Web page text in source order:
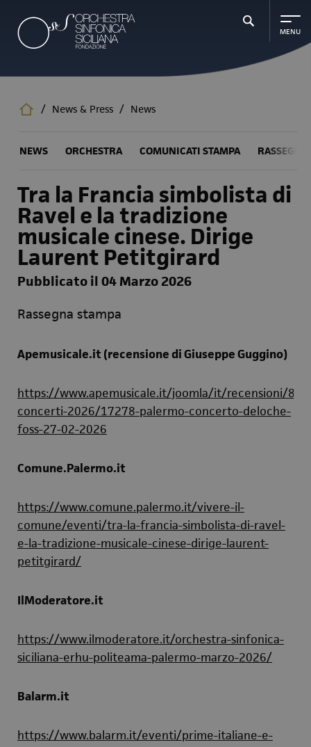
contenuto
principale
/ News & Press / News
NEWS ORCHESTRA COMUNICATI STAMPA
Tra la Francia simbolista di
Ravel e la tradizione
musicale cinese. Dirige
Laurent Petitgirard
Pubblicato il 04 Marzo 2026
Rassegna stampa
Apemusicale.it (recensione di Giuseppe Guggino)
https://www.apemusicale.it/joomla/it/recensioni/86-
concerti-2026/17278-palermo-concerto-deloche-
foss-27-02-2026
Comune.Palermo.it
https://www.comune.palermo.it/vivere-il-
comune/eventi/tra-la-francia-simbolista-di-ravel-
e-la-tradizione-musicale-cinese-dirige-laurent-
petitgirard/
IlModeratore.it
https://www.ilmoderatore.it/orchestra-sinfonica-
siciliana-erhu-politeama-palermo-marzo-2026/
Balarm.it
https://www.balarm.it/eventi/prime-italiane-e-